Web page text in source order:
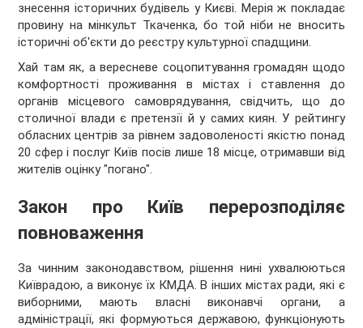
знесення історичних будівель у Києві. Мерія ж покладає
провину на мінкульт Ткаченка, бо той ніби не вносить
історичні об'єкти до реєстру культурної спадщини.
Хай там як, а вересневе соцопитування громадян щодо
комфортності проживання в містах і ставлення до
органів місцевого самоврядування, свідчить, що до
столичної влади є претензії й у самих киян. У рейтингу
обласних центрів за рівнем задоволеності якістю понад
20 сфер і послуг Київ посів лише 18 місце, отримавши від
жителів оцінку "погано".
Закон про Київ перерозподіляє
повноваження
За чинним законодавством, рішення нині ухвалюються
Київрадою, а виконує їх КМДА. В інших містах ради, які є
виборними, мають власні виконавчі органи, а
адміністрації, які формуються державою, функціонують